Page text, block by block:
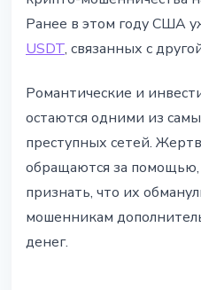
Ранее в этом году США
USDT, связанных с
Романтические и
остаются одними из
преступных сетей.
обращаются за
признать, что их
мошенникам
денег.